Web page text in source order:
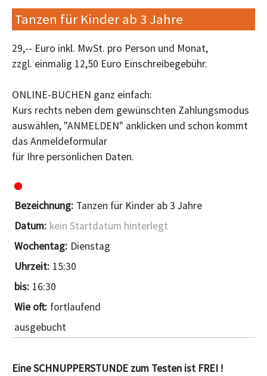
Tanzen für Kinder ab 3 Jahre
29,-- Euro inkl. MwSt. pro Person und Monat,
zzgl. einmalig 12,50 Euro Einschreibegebühr.
ONLINE-BUCHEN ganz einfach:
Kurs rechts neben dem gewünschten Zahlungsmodus
auswählen, "ANMELDEN" anklicken und schon kommt
das Anmeldeformular
für Ihre persönlichen Daten.
Tanzen für Kinder ab 3 Jahre
kein Startdatum hinterlegt
Dienstag
15:30
16:30
fortlaufend
ausgebucht
Eine SCHNUPPERSTUNDE zum Testen ist FREI !